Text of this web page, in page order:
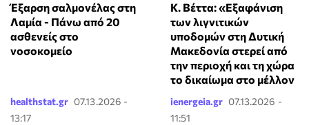
Έξαρση σαλμονέλας στη
Λαμία - Πάνω από 20
ασθενείς στο
νοσοκομείο
healthstat.gr 07.13.2026 -
13:17
Κ. Βέττα: «Εξαφάνιση
των λιγνιτικών
υποδομών στη Δυτική
Μακεδονία στερεί από
την περιοχή και τη χώρα
το δικαίωμα στο μέλλον
ienergeia.gr 07.13.2026 -
11:51